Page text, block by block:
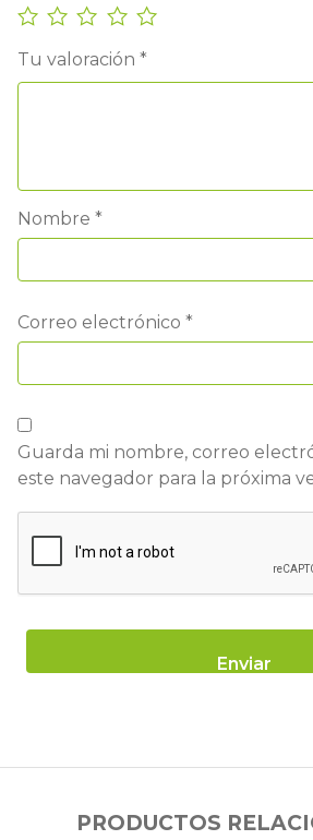
Tu valoración *
Nombre *
Correo electrónico *
Guarda mi nombre, correo
este navegador para la próxima
PRODUCTOS